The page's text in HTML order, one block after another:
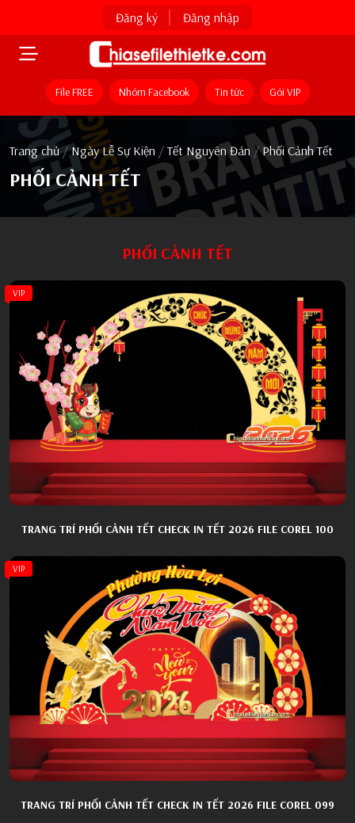
Đăng ký Đăng nhập
File FREE Nhóm Facebook Tin tức Gói VIP
Trang chủ / Ngày Lễ Sự Kiện / Tết Nguyên Đán / Phối Cảnh Tết
PHỐI CẢNH TẾT
PHỐI CẢNH TẾT
VIP
TRANG TRÍ PHỐI CẢNH TẾT CHECK IN TẾT 2026 FILE COREL 100
VIP
TRANG TRÍ PHỐI CẢNH TẾT CHECK IN TẾT 2026 FILE COREL 099